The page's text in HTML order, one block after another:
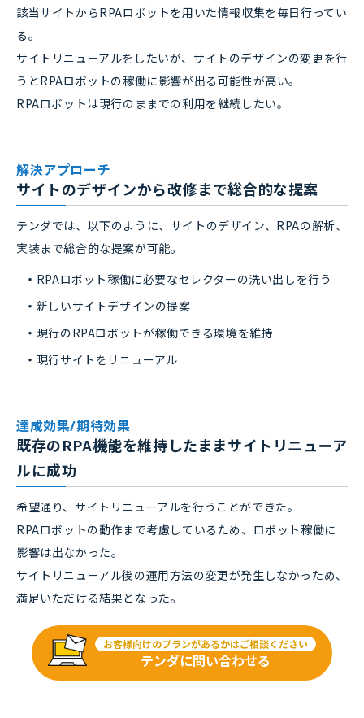
該当サイトからRPAロボットを用いた情報収集を毎日行ってい
る。
サイトリニューアルをしたいが、サイトのデザインの変更を行
うとRPAロボットの稼働に影響が出る可能性が高い。
RPAロボットは現行のままでの利用を継続したい。
解決アプローチ
サイトのデザインから改修まで総合的な提案
テンダでは、以下のように、サイトのデザイン、RPAの解析、
実装まで総合的な提案が可能。
RPAロボット稼働に必要なセレクターの洗い出しを行う
新しいサイトデザインの提案
現行のRPAロボットが稼働できる環境を維持
現行サイトをリニューアル
達成効果/期待効果
既存のRPA機能を維持したままサイトリニューア
ルに成功
希望通り、サイトリニューアルを行うことができた。
RPAロボットの動作まで考慮しているため、ロボット稼働に
影響は出なかった。
サイトリニューアル後の運用方法の変更が発生しなかっため、
満足いただける結果となった。
お客様向けのプランがあるかはご相談ください
テンダに問い合わせる